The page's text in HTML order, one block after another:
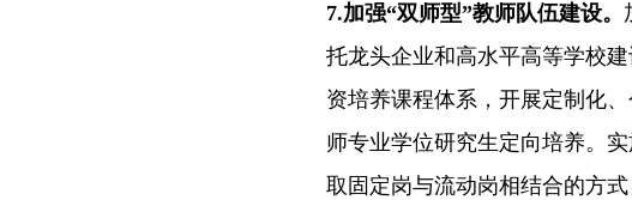
7.加强“双师型”教师队伍建设。
托龙头企业和高水平高等学校
资培养课程体系，开展定制化
师专业学位研究生定向培养。
取固定岗与流动岗相结合的方